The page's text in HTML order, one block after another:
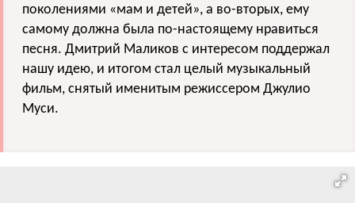
поколениями «мам и детей», а во-вторых, ему
самому должна была по-настоящему нравиться
песня. Дмитрий Маликов с интересом поддержал
нашу идею, и итогом стал целый музыкальный
фильм, снятый именитым режиссером Джулио
Муси.